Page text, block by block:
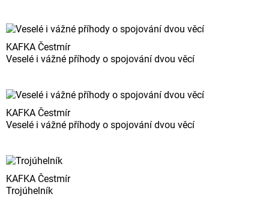
KAFKA Čestmír
Veselé i vážné příhody o spojování dvou věcí
KAFKA Čestmír
Veselé i vážné příhody o spojování dvou věcí
KAFKA Čestmír
Trojúhelník